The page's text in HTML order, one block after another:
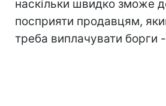
наскільки швидко зможе
посприяти продавцям,
треба виплачувати борги